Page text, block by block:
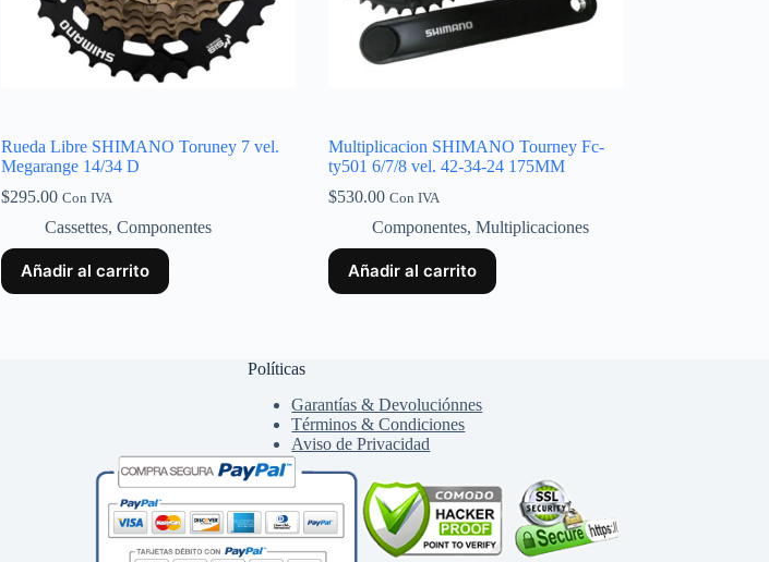
Rueda Libre SHIMANO Toruney 7 vel.
Megarange 14/34 D
$295.00 Con IVA
Cassettes, Componentes
Añadir al carrito
Multiplicacion SHIMANO Tourney Fc-
ty501 6/7/8 vel. 42-34-24 175MM
$530.00 Con IVA
Componentes, Multiplicaciones
Añadir al carrito
Políticas
Garantías & Devoluciónnes
Términos & Condiciones
Aviso de Privacidad